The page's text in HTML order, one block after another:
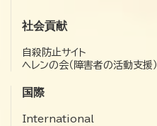
社会貢献
自殺防止サイト
ヘレンの会（障害者の活動支援）
国際
International